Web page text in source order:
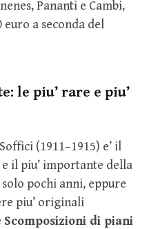
Pananti e Cambi,
euro a seconda del
le piu’ rare e piu’
(1911–1915) e’ il
e il piu’ importante della
pochi anni, eppure
piu’ originali
Scomposizioni di piani